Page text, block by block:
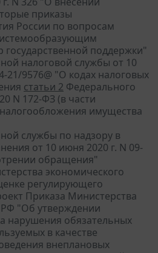
приказы
России по вопросам
поддержки"
налоговой службы от 10
21/9576@ "О кодах налоговых
статьи 2 Федерального
N 172-ФЗ (в части
имущества
службы по надзору в
от 10 июня 2020 г. N 09-
обращения"
экономического
регулирующего
Приказа Министерства
"Об утверждении
нарушения обязательных
в качестве
внеплановых